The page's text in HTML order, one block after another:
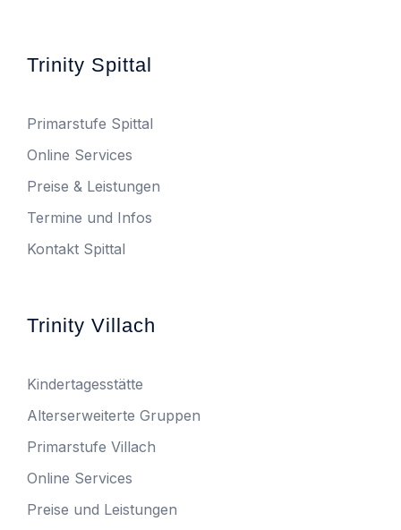
Trinity Spittal
Primarstufe Spittal
Online Services
Preise & Leistungen
Termine und Infos
Kontakt Spittal
Trinity Villach
Kindertagesstätte
Alterserweiterte Gruppen
Primarstufe Villach
Online Services
Preise und Leistungen